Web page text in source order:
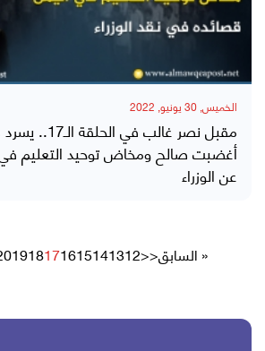
الخميس, 30 يونيو, 2022
مقبل نصر غالب
أغضبت صالح ومخاض توحيد التعليم
عن الوزراء
« السابق<<
12
13
14
15
16
17
18
19